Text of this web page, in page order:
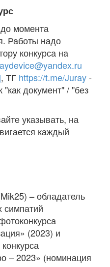
момента
Работы надо
конкурса на
, ТГ https://t.me/Juray-
документ" / "без
указывать, на
каждый
– обладатель
симпатий
(2023) и
– 2023» (номинация